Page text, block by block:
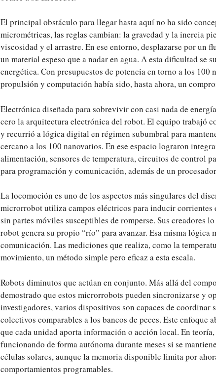
El principal obstáculo para llegar hasta aquí no ha sido
micrométricas, las reglas cambian: la gravedad y la inercia
viscosidad y el arrastre. En ese entorno, desplazarse por un
un material espeso que a nadar en agua. A esta dificultad se
energética. Con presupuestos de potencia en torno a los
propulsión y computación había sido, hasta ahora, un
Electrónica diseñada para sobrevivir con casi nada de
cero la arquitectura electrónica del robot. El equipo trabajó
y recurrió a lógica digital en régimen subumbral para
cercano a los 100 nanovatios. En ese espacio lograron
alimentación, sensores de temperatura, circuitos de control
para programación y comunicación, además de un
La locomoción es uno de los aspectos más singulares del
microrrobot utiliza campos eléctricos para inducir corrientes
sin partes móviles susceptibles de romperse. Sus creadores
robot genera su propio “río” para avanzar. Esa misma lógica
comunicación. Las mediciones que realiza, como la
movimiento, un método simple pero eficaz a esta escala.
Robots diminutos que actúan en conjunto. Más allá del
demostrado que estos microrrobots pueden sincronizarse y
investigadores, varios dispositivos son capaces de coordinar
colectivos comparables a los bancos de peces. Este enfoque
que cada unidad aporta información o acción local. En
funcionando de forma autónoma durante meses si se
células solares, aunque la memoria disponible limita por
comportamientos programables.